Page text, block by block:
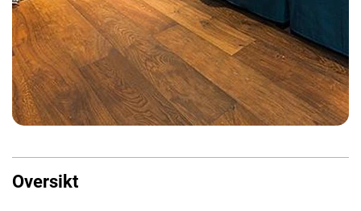
Oversikt